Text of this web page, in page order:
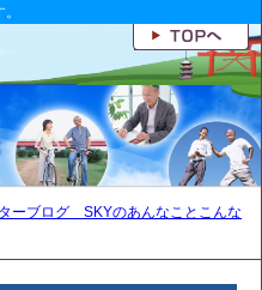
ーブログ SKYのあんなことこんな